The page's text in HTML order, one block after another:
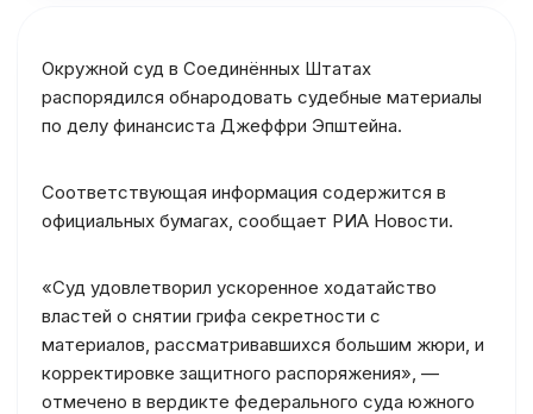
Окружной суд в Соединённых Штатах
распорядился обнародовать судебные материалы
по делу финансиста Джеффри Эпштейна.
Соответствующая информация содержится в
официальных бумагах, сообщает РИА Новости.
«Суд удовлетворил ускоренное ходатайство
властей о снятии грифа секретности с
материалов, рассматривавшихся большим жюри, и
корректировке защитного распоряжения», —
отмечено в вердикте федерального суда южного